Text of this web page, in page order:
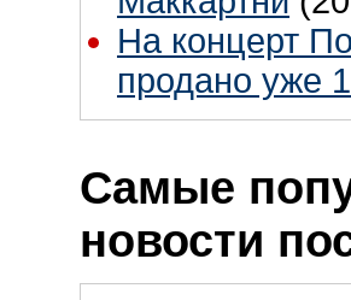
На концерт
продано уже
Самые
новости